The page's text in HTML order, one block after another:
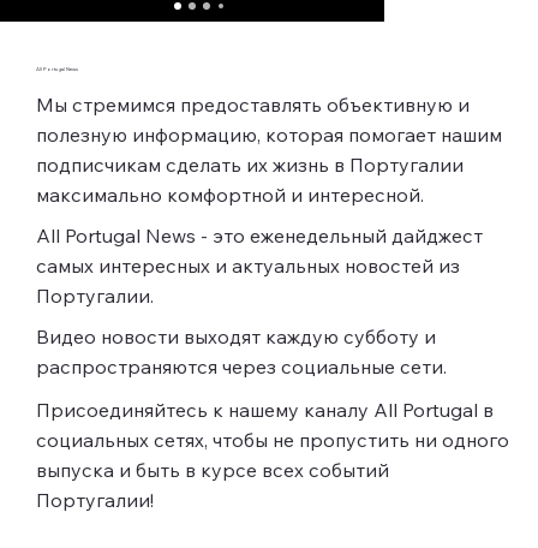
All Portugal News
Мы стремимся предоставлять объективную и
полезную информацию, которая помогает нашим
подписчикам сделать их жизнь в Португалии
максимально комфортной и интересной.
All Portugal News - это еженедельный дайджест
самых интересных и актуальных новостей из
Португалии.
Видео новости выходят каждую субботу и
распространяются через социальные сети.
Присоединяйтесь к нашему каналу All Portugal в
социальных сетях, чтобы не пропустить ни одного
выпуска и быть в курсе всех событий
Португалии!